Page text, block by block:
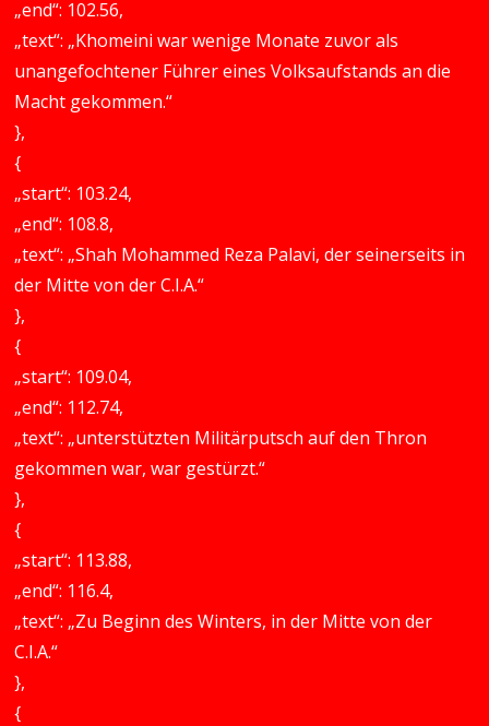
„end“: 102.56,
„text“: „Khomeini war wenige Monate zuvor als
unangefochtener Führer eines Volksaufstands an die
Macht gekommen.“
},
{
„start“: 103.24,
„end“: 108.8,
„text“: „Shah Mohammed Reza Palavi, der seinerseits in
der Mitte von der C.I.A.“
},
{
„start“: 109.04,
„end“: 112.74,
„text“: „unterstützten Militärputsch auf den Thron
gekommen war, war gestürzt.“
},
{
„start“: 113.88,
„end“: 116.4,
„text“: „Zu Beginn des Winters, in der Mitte von der
C.I.A.“
},
{